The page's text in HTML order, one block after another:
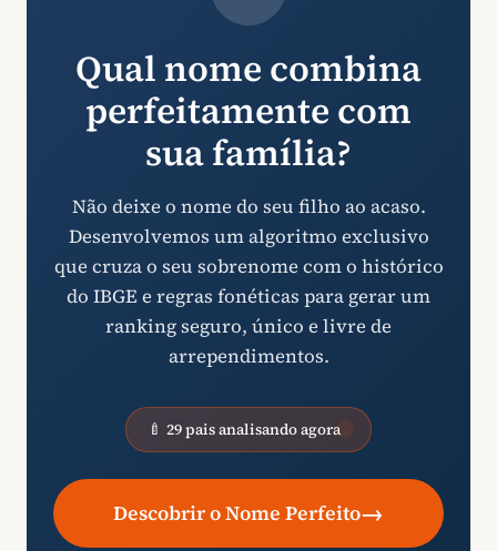
Qual nome combina
perfeitamente com
sua família?
Não deixe o nome do seu filho ao acaso.
Desenvolvemos um algoritmo exclusivo
que cruza o seu sobrenome com o histórico
do IBGE e regras fonéticas para gerar um
ranking seguro, único e livre de
arrependimentos.
🍼 29 pais analisando agora
Descobrir o Nome Perfeito→